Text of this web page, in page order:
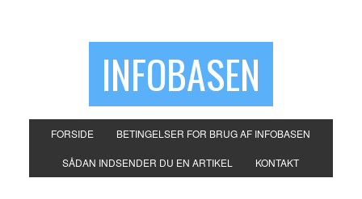
INFOBASEN
FORSIDE BETINGELSER FOR BRUG AF INFOBASEN
SÅDAN INDSENDER DU EN ARTIKEL KONTAKT